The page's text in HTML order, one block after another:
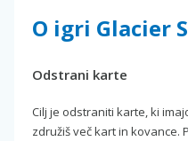
O igri Glacier
Odstrani karte
Cilj je odstraniti karte, ki
združiš več kart in kovance.